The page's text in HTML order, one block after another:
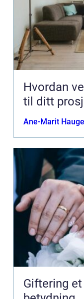
Hvordan
til ditt
Ane-Marit
Giftering et lite smykke med stor